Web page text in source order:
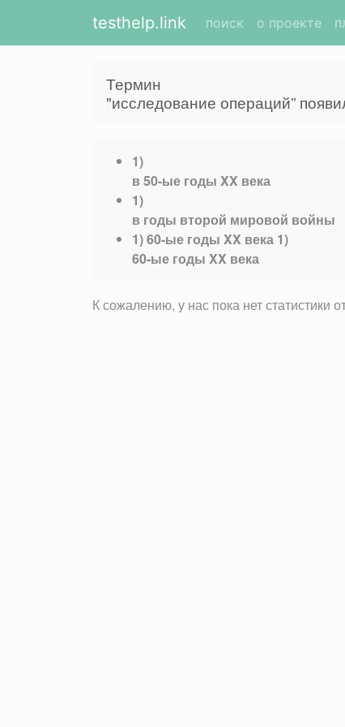
testhelp.link поиск о проекте
Термин
"исследование операций”
1)
в 50-ые годы XX века
1)
в годы второй мировой войны
1) 60-ые годы XX века 1)
60-ые годы XX века
К сожалению, у нас пока нет